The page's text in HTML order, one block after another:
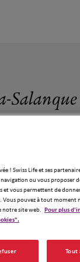
de-la-
! Swiss Life et ses
ou vous proposer
et vous permettent de
Vous pouvez à tout moment
notre site web. Pour plus